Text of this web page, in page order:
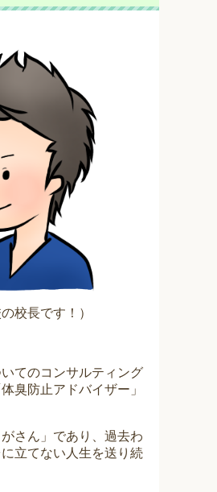
校長です！）
てのコンサルティング
臭防止アドバイザー」
さん」であり、過去わ
立てない人生を送り続